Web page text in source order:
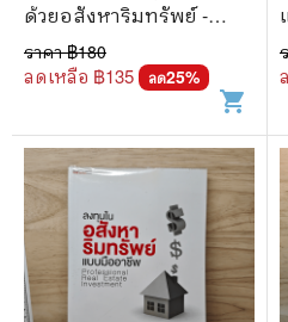
ด้วยอสังหาริมทรัพย์ -
จักรพงษ์ เมษพันธุ์, อมร
เทพ ผันสิน
ราคา ฿180
ลดเหลือ ฿135 ลด25%
shopping_cart